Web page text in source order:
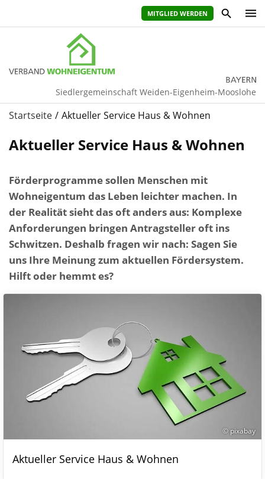
MITGLIED WERDEN
Siedlergemeinschaft Weiden-Eigenheim-Mooslohe
Startseite Aktueller Service Haus & Wohnen
Aktueller Service Haus & Wohnen
Förderprogramme sollen Menschen mit
Wohneigentum das Leben leichter machen. In
der Realität sieht das oft anders aus: Komplexe
Anforderungen bringen Antragsteller oft ins
Schwitzen. Deshalb fragen wir nach: Sagen Sie
uns Ihre Meinung zum aktuellen Fördersystem.
Hilft oder hemmt es?
© pixabay
Aktueller Service Haus & Wohnen